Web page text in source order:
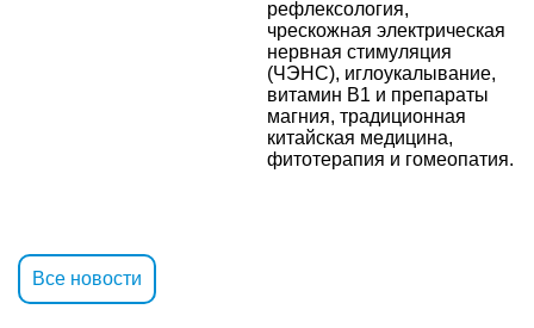
рефлексология,
чрескожная электрическая
нервная стимуляция
(ЧЭНС), иглоукалывание,
витамин В1 и препараты
магния, традиционная
китайская медицина,
фитотерапия и гомеопатия.
Все новости